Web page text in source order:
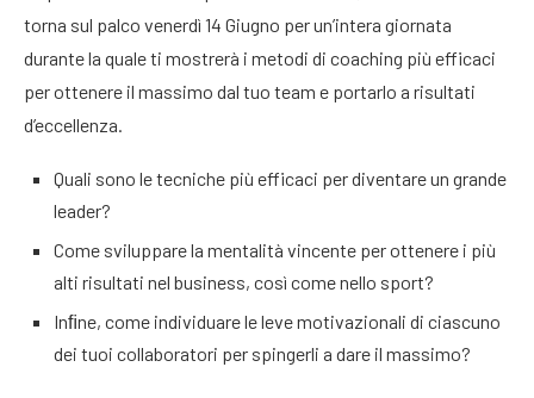
torna sul palco venerdì 14 Giugno per un’intera giornata
durante la quale ti mostrerà i metodi di coaching più efficaci
per ottenere il massimo dal tuo team e portarlo a risultati
d’eccellenza.
Quali sono le tecniche più efficaci per diventare un grande
leader?
Come sviluppare la mentalità vincente per ottenere i più
alti risultati nel business, così come nello sport?
Inﬁne, come individuare le leve motivazionali di ciascuno
dei tuoi collaboratori per spingerli a dare il massimo?